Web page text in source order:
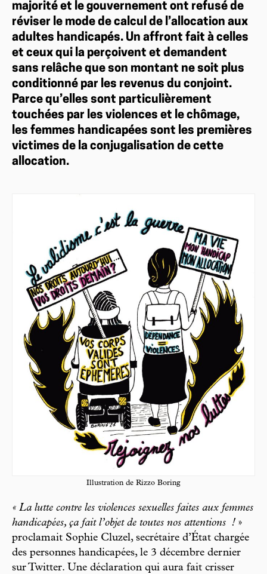
majorité et le gouvernement ont refusé de
réviser le mode de calcul de l’allocation aux
adultes handicapés. Un affront fait à celles
et ceux qui la perçoivent et demandent
sans relâche que son montant ne soit plus
conditionné par les revenus du conjoint.
Parce qu’elles sont particulièrement
touchées par les violences et le chômage,
les femmes handicapées sont les premières
victimes de la conjugalisation de cette
allocation.
Illustration de Rizzo Boring
« La lutte contre les violences sexuelles faites aux femmes
handicapées, ça fait l’objet de toutes nos attentions ! »
proclamait Sophie Cluzel, secrétaire d’État chargée
des personnes handicapées, le 3 décembre dernier
sur Twitter. Une déclaration qui aura fait crisser